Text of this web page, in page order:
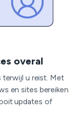
overal
u reist. Met
en sites bereiken
updates of